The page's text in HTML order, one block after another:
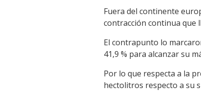
Fuera del continente
contracción continua que
El contrapunto lo
41,9 % para alcanzar su
Por lo que respecta a la
hectolitros respecto a su